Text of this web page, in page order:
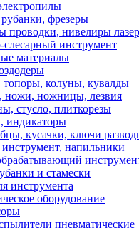
фрезеры
проводки, нивелиры
слесарный инструмент
материалы
колуны, кувалды
ножи, ножницы, лезвия
стусло, плиткорезы
индикаторы
кусачки, ключи
напильники
и стамески
инструмента
оборудование
пневматические